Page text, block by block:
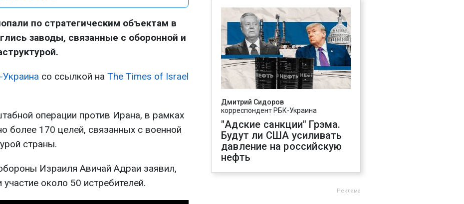
по стратегическим объектам в
заводы, связанные с оборонной и
со ссылкой на The Times of Israel
операции против Ирана, в рамках
более 170 целей, связанных с военной
страны.
Израиля Авичай Адраи заявил,
около 50 истребителей.
Дмитрий Сидоров
корреспондент РБК-Украина
"Адские санкции" Грэма.
Будут ли США усиливать
давление на российскую
нефть